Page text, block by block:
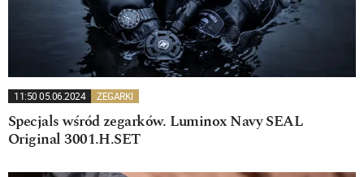
11:50 05.06.2024 ZEGARKI
Specjals wśród zegarków. Luminox Navy SEAL
Original 3001.H.SET